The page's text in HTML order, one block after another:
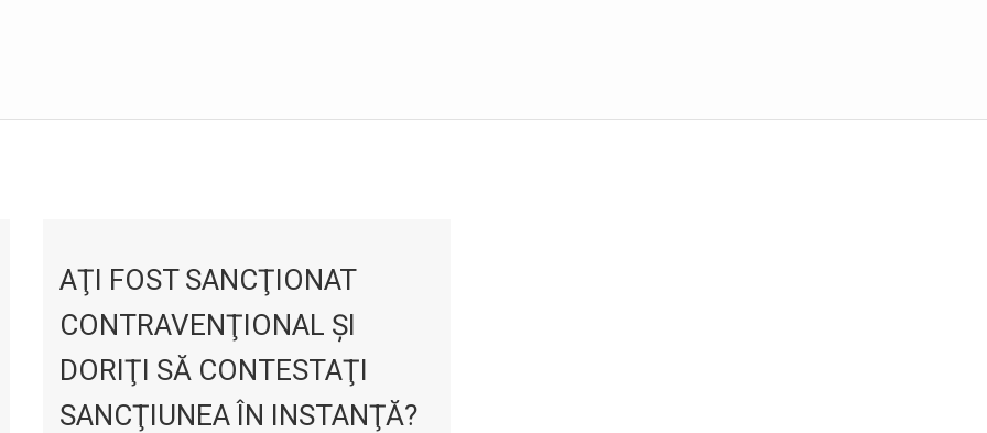
AŢI FOST SANCŢIONAT
CONTRAVENŢIONAL ŞI
DORIŢI SĂ CONTESTAŢI
SANCŢIUNEA ÎN INSTANŢĂ?